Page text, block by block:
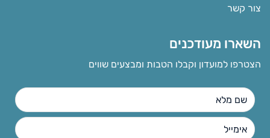
צור קשר
השארו מעודכנים
הצטרפו למועדון וקבלו הטבות ומבצעים שווים